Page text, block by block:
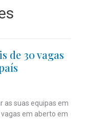
de 30 vagas
as suas equipas em
em aberto em